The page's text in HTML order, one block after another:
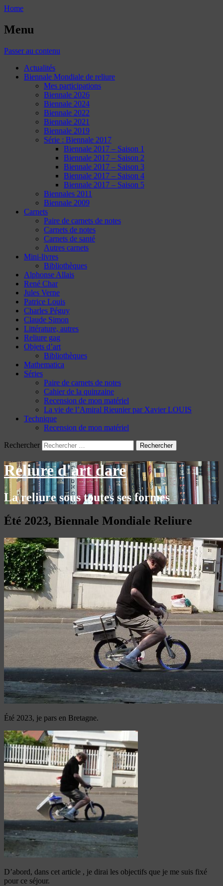
Home
Menu
Passer au contenu
Actualités
Biennale Mondiale de reliure
Mes participations
Biennale 2026
Biennale 2024
Biennale 2022
Biennale 2021
Biennale 2019
Série : Biennale 2017
Biennale 2017 – Saison 1
Biennale 2017 – Saison 2
Biennale 2017 – Saison 3
Biennale 2017 – Saison 4
Biennale 2017 – Saison 5
Biennales 2011
Biennale 2009
Carnets
Paire de carnets de notes
Carnets de notes
Carnets de santé
Autres carnets
Mini-livres
Bibliothèques
Alphonse Allais
René Char
Jules Verne
Patrice Louis
Charles Péguy
Claude Simon
Littérature, autres
Reliure gag
Objets d’art
Bibliothèques
Mathematica
Séries
Paire de carnets de notes
Cahier de la quinzaine
Recension de mon matériel
La vie de l’Amiral Rieunier par Xavier LOUIS
Technique
Recension de mon matériel
Rechercher
Reliure d'art dare
La reliure sous toutes ses formes
Été 2023, Biennale Mondiale Reliure
Été 2023, je pars en Bretagne.
D’abord, dans cet article , je dirai les objectifs que je me suis fixé
pour ce séjour.